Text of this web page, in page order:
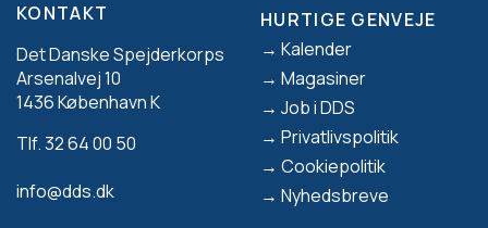
KONTAKT
Det Danske Spejderkorps
Arsenalvej 10
1436 København K
Tlf. 32 64 00 50
info@dds.dk
Footer
HURTIGE GENVEJE
Kalender
Magasiner
Job i DDS
Privatlivspolitik
Cookiepolitik
Nyhedsbreve